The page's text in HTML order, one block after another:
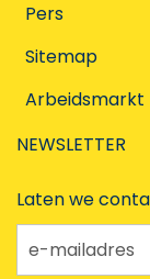
Pers
Sitemap
Arbeidsmarkt
NEWSLETTER
Laten we
e-mailadres